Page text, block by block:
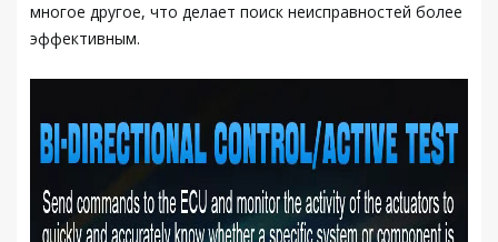
многое другое, что делает поиск неисправностей более
эффективным.